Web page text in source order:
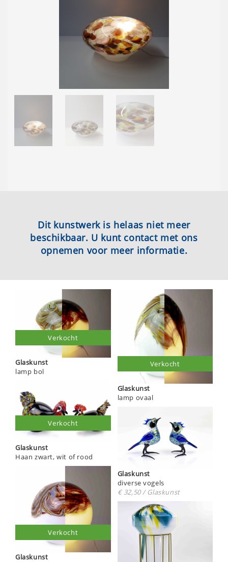
Dit kunstwerk is helaas niet meer
beschikbaar. U kunt contact met ons
opnemen voor meer informatie.
Glaskunst
lamp bol
Verkocht
Glaskunst
Haan zwart, wit of rood
Verkocht
Glaskunst
Verkocht
Glaskunst
lamp ovaal
Verkocht
Glaskunst
diverse vogels
€ 32,50 / Glaskunst